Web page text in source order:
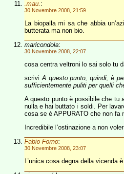
.mau. :
30 Novembre 2008, 21:59
La biopalla mi sa che abbia
butterata ma non bio.
maricondola:
30 Novembre 2008, 22:07
cosa centra veltroni lo sai solo tu
scriviA questo punto, quindi, è
sufficientemente puliti per quelli
A questo punto è possibile che tu
nulla e hai buttato i soldi. Per
cosa se è APPURATO che non fa
Incredibile l’ostinazione a non
Fabio Forno:
30 Novembre 2008, 23:07
L’unica cosa degna della vicenda